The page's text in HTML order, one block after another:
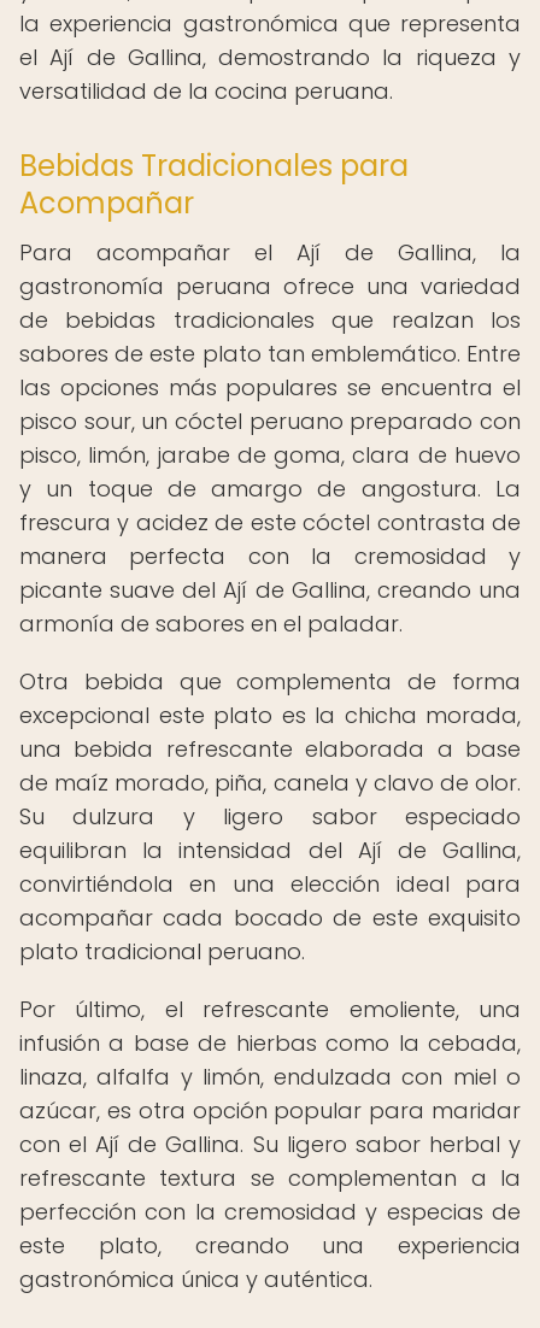
la experiencia gastronómica que representa
el Ají de Gallina, demostrando la riqueza y
versatilidad de la cocina peruana.
Bebidas Tradicionales para
Acompañar
Para acompañar el Ají de Gallina, la
gastronomía peruana ofrece una variedad
de bebidas tradicionales que realzan los
sabores de este plato tan emblemático. Entre
las opciones más populares se encuentra el
pisco sour, un cóctel peruano preparado con
pisco, limón, jarabe de goma, clara de huevo
y un toque de amargo de angostura. La
frescura y acidez de este cóctel contrasta de
manera perfecta con la cremosidad y
picante suave del Ají de Gallina, creando una
armonía de sabores en el paladar.
Otra bebida que complementa de forma
excepcional este plato es la chicha morada,
una bebida refrescante elaborada a base
de maíz morado, piña, canela y clavo de olor.
Su dulzura y ligero sabor especiado
equilibran la intensidad del Ají de Gallina,
convirtiéndola en una elección ideal para
acompañar cada bocado de este exquisito
plato tradicional peruano.
Por último, el refrescante emoliente, una
infusión a base de hierbas como la cebada,
linaza, alfalfa y limón, endulzada con miel o
azúcar, es otra opción popular para maridar
con el Ají de Gallina. Su ligero sabor herbal y
refrescante textura se complementan a la
perfección con la cremosidad y especias de
este plato, creando una experiencia
gastronómica única y auténtica.